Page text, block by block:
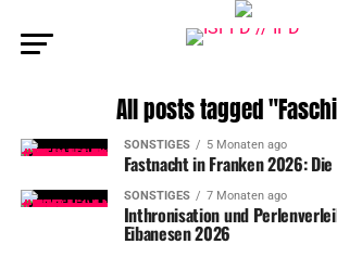
All posts tagged
SONSTIGES 5 Monaten ago
Fastnacht in Franken 2026:
SONSTIGES 7 Monaten ago
Inthronisation und
Eibanesen 2026